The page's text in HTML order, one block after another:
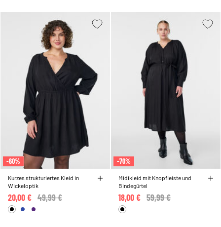
-60%
Kurzes strukturiertes Kleid in
Wickeloptik
Price reduced from
49,99 €
20,00 €
-70%
Midikleid mit Knopfleiste und
Bindegürtel
Price reduced from
59,99 €
18,00 €